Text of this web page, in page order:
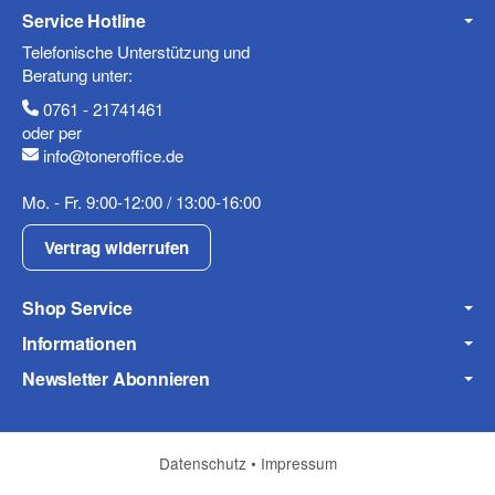
Mobiltelefon
Fax
Frage zum Artikel
Service Hotline
Telefonische Unterstützung und
Beratung unter:
0761 - 21741461
oder per
info@toneroffice.de
Mo. - Fr. 9:00-12:00 / 13:00-16:00
Vertrag widerrufen
Shop Service
Informationen
Newsletter Abonnieren
Datenschutz • Impressum